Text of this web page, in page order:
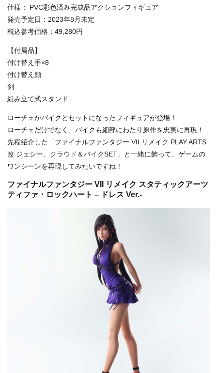
仕様： PVC彩色済み完成品アクションフィギュア
発売予定日：2023年8月未定
税込参考価格：49,280円
【付属品】
付け替え手×8
付け替え顔
剣
組み立て式スタンド
ローチェがバイクとセットになったフィギュアが登場！
ローチェだけでなく、バイクも細部にわたり原作を忠実に再現！
先程紹介した「ファイナルファンタジー VII リメイク PLAY ARTS
改 ジェシー、クラウド＆バイクSET」と一緒に飾って、ゲームの
ワンシーンを再現してみたいですね！
ファイナルファンタジー VII リメイク スタティックアーツ
ティファ・ロックハート – ドレス Ver.-